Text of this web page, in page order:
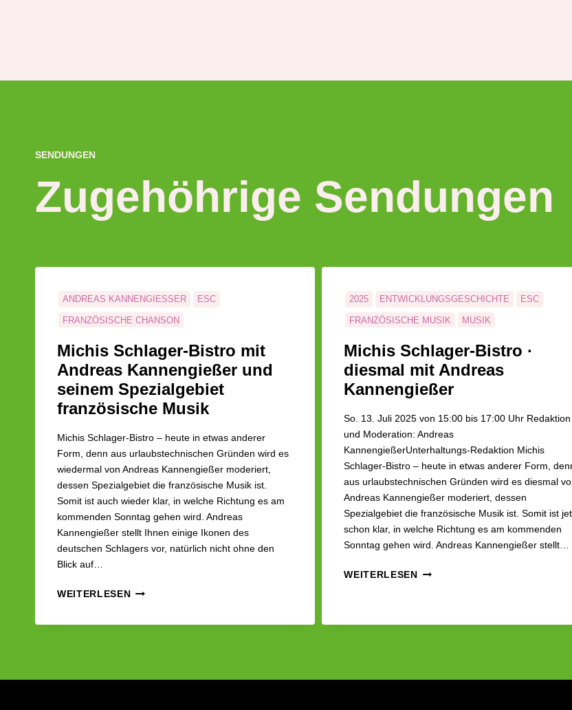
SENDUNGEN
Zugehöhrige Sendungen
ANDREAS KANNENGIESSER ESC
FRANZÖSISCHE CHANSON
FRANZÖSISCHSPRACHIGEN BEITRÄGE
MICHIS SCHLAGER-BISTRO SCHALLPLATTEN
SCHLAGER SONNTAG TONBAND
Michis Schlager-Bistro mit
Andreas Kannengießer und
seinem Spezialgebiet
französische Musik
Michis Schlager-Bistro – heute in etwas anderer
Form, denn aus urlaubstechnischen Gründen wird es
wiedermal von Andreas Kannengießer moderiert,
dessen Spezialgebiet die französische Musik ist.
Somit ist auch wieder klar, in welche Richtung es am
kommenden Sonntag gehen wird. Andreas
Kannengießer stellt Ihnen einige Ikonen des
deutschen Schlagers vor, natürlich nicht ohne den
Blick auf…
WEITERLESENMICHIS
ND S
2025 ENTWICKLUNGSGESCHICHTE ESC
FRANZÖSISCHE MUSIK MUSIK
SCHLAGER-BISTRO TONBANDARCHIV
Michis Schlager-Bistro ·
diesmal mit Andreas
Kannengießer
So. 13. Juli 2025 von 15:00 bis 17:00 Uhr Redaktion
und Moderation: Andreas
KannengießerUnterhaltungs-Redaktion Michis
Schlager-Bistro – heute in etwas anderer Form,
aus urlaubstechnischen Gründen wird es diesmal
Andreas Kannengießer moderiert, dessen
Spezialgebiet die französische Musik ist. Somit ist
schon klar, in welche Richtung es am kommenden
Sonntag gehen wird. Andreas Kannengießer stellt…
WEITERLESENMICHIS